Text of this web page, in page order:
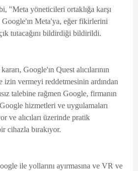
"Meta yöneticileri ortaklığa karşı
Meta'ya, eğer fikirlerini
tutacağını bildirdiği bildirildi.
Google'ın Quest alıcılarının
izin vermeyi reddetmesinin ardından
talebine rağmen Google, firmanın
hizmetleri ve uygulamaları
ve alıcıları üzerinde pratik
cihazla bırakıyor.
ile yollarını ayırmasına ve VR ve